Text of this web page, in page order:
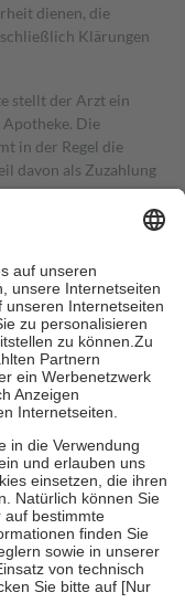
dienen, die
Klärungen
stellt der Arzt ein
Apotheke. Die
in der Regel die
davon als Zuzahlung
in Höhe von zehn
als die tatsächlichen
Apotheken.
beträgt die
Euro je
eigene Gesundheit zu
zu unterstützen,
18. Lebensjahr
die von der